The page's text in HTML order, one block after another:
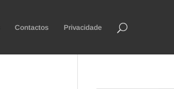
Contactos Privacidade